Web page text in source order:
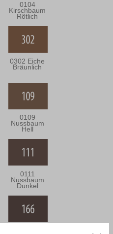
0104
Kirschbaum
Rötlich
0302 Eiche
Bräunlich
0109
Nussbaum
Hell
0111
Nussbaum
Dunkel